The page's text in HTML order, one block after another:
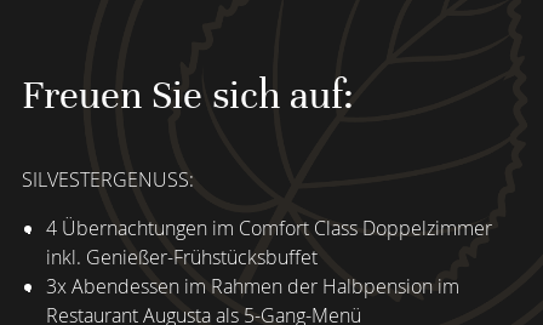
Freuen Sie sich auf:
SILVESTERGENUSS:
4 Übernachtungen im Comfort Class Doppelzimmer
inkl. Genießer-Frühstücksbuffet
3x Abendessen im Rahmen der Halbpension im
Restaurant Augusta als 5-Gang-Menü